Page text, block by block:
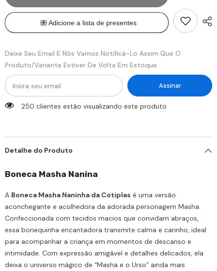
Cotiplas
Cotiplas
Deixe Seu Email E Nós Vamos Notificá-Lo Assim Que O
Produto/variante Estiver De Volta Em Estoque
Assinar
250 clientes estão visualizando este produto
Detalhe do Produto
Boneca Masha Nanina
A Boneca Masha Naninha da Cotiplas é uma versão
aconchegante e acolhedora da adorada personagem Masha.
Confeccionada com tecidos macios que convidam abraços,
essa bonequinha encantadora transmite calma e carinho, ideal
para acompanhar a criança em momentos de descanso e
intimidade. Com expressão amigável e detalhes delicados, ela
deixa o universo mágico de “Masha e o Urso” ainda mais